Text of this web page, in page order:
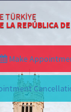
TÜRKİYE
LA REPÚBLICA
Make